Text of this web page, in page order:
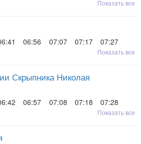
Показать все
06:56 07:07 07:17
07:27
Показать все
Скрыпника Николая
06:57 07:08 07:18
07:28
Показать все